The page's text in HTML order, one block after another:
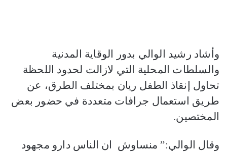
وأشاد رشيد الوالي بدور الوقاية المدنية
والسلطات المحلية التي لازالت لحدود اللحظة
تحاول إنقاذ الطفل ريان بمختلف الطرق، عن
طريق استعمال جرافات متعددة في حضور بعض
المختصين.
وقال الوالي:” منساوش ان الناس دارو مجهود